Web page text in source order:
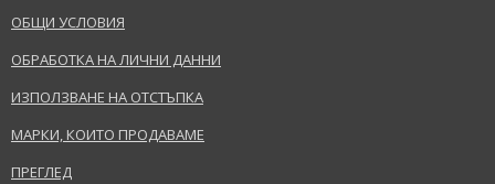
ОБЩИ УСЛОВИЯ
ОБРАБОТКА НА ЛИЧНИ ДАННИ
ИЗПОЛЗВАНЕ НА ОТСТЪПКА
МАРКИ, КОИТО ПРОДАВАМЕ
ПРЕГЛЕД